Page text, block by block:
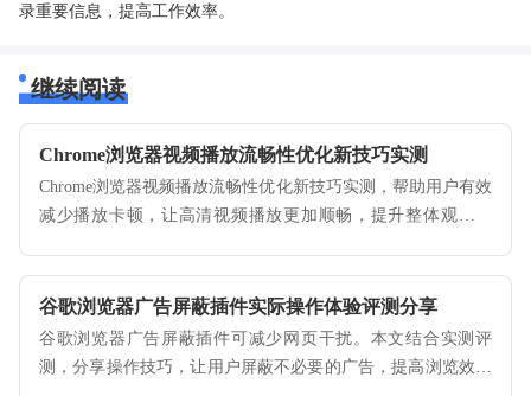
录重要信息，提高工作效率。
继续阅读
Chrome浏览器视频播放流畅性优化新技巧实测
Chrome浏览器视频播放流畅性优化新技巧实测，帮助用户有效
减少播放卡顿，让高清视频播放更加顺畅，提升整体观影体
谷歌浏览器广告屏蔽插件实际操作体验评测分享
谷歌浏览器广告屏蔽插件可减少网页干扰。本文结合实测评
测，分享操作技巧，让用户屏蔽不必要的广告，提高浏览效率